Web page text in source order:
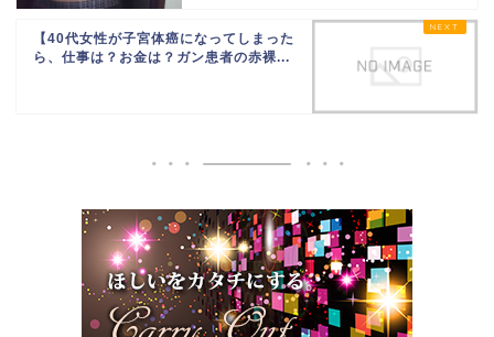
【40代女性が子宮体癌になってしまった
ら、仕事は？お金は？ガン患者の赤裸...